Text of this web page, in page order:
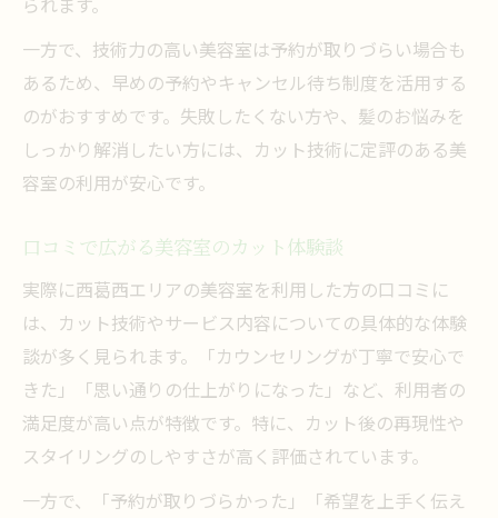
一方で、技術力の高い美容室は予約が取りづらい場合も
あるため、早めの予約やキャンセル待ち制度を活用する
のがおすすめです。失敗したくない方や、髪のお悩みを
しっかり解消したい方には、カット技術に定評のある美
容室の利用が安心です。
口コミで広がる美容室のカット体験談
実際に西葛西エリアの美容室を利用した方の口コミに
は、カット技術やサービス内容についての具体的な体験
談が多く見られます。「カウンセリングが丁寧で安心で
きた」「思い通りの仕上がりになった」など、利用者の
満足度が高い点が特徴です。特に、カット後の再現性や
スタイリングのしやすさが高く評価されています。
一方で、「予約が取りづらかった」「希望を上手く伝え